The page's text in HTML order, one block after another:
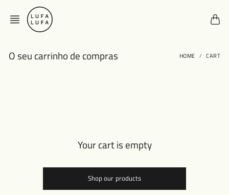
content
O seu carrinho de compras HOME CART
Your cart is empty
Shop our products